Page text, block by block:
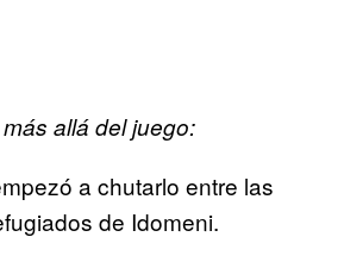
allá del juego:
a chutarlo entre las
de Idomeni.